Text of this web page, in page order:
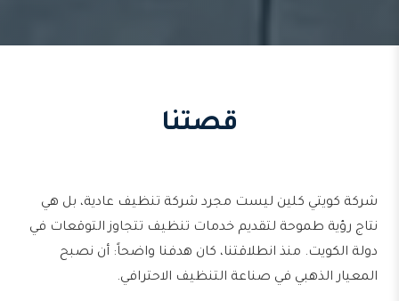
قصتنا
شركة كويتي كلين ليست مجرد شركة تنظيف عادية، بل هي
نتاج رؤية طموحة لتقديم خدمات تنظيف تتجاوز التوقعات في
دولة الكويت. منذ انطلاقتنا، كان هدفنا واضحاً: أن نصبح
المعيار الذهبي في صناعة التنظيف الاحترافي.